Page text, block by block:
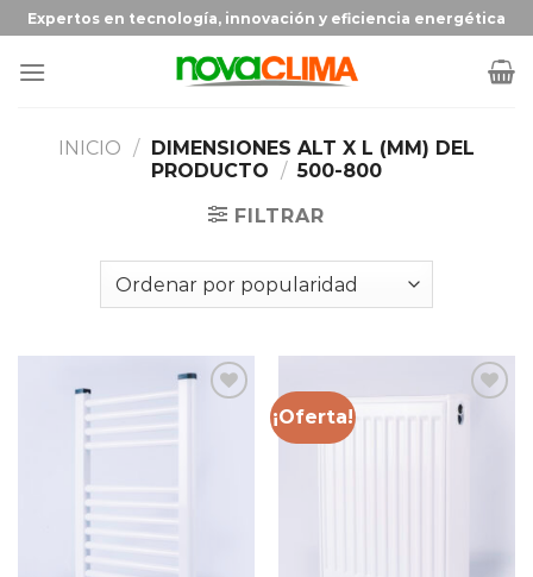
Expertos en tecnología, innovación y eficiencia energética
INICIO / DIMENSIONES ALT X L (MM) DEL
PRODUCTO / 500-800
FILTRAR
¡Oferta!